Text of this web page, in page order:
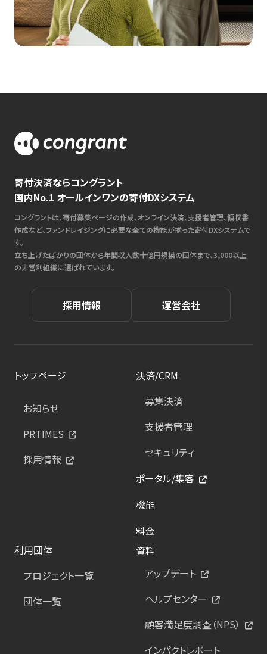
寄付決済ならコングラント
国内No.1 オールインワンの寄付DXシステム
コングラントは、寄付募集ページの作成、オンライン決済、支援者管理、領収書
作成など、ファンドレイジングに必要な全ての機能が揃った寄付DXシステムで
す。
立ち上げたばかりの団体から年間収入数十億円規模の団体まで、3,000以上
の非営利組織に選ばれています。
採用情報 運営会社
トップページ
お知らせ
PRTIMES
採用情報
決済/CRM
募集決済
支援者管理
セキュリティ
ポータル/集客
機能
料金
利用団体
プロジェクト一覧
団体一覧
資料
アップデート
ヘルプセンター
顧客満足度調査（NPS）
インパクトレポート